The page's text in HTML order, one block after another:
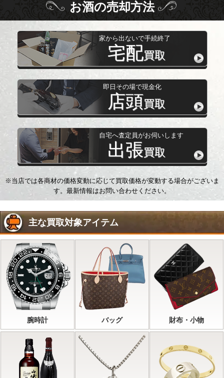
お酒の売却方法
家から出ないで手続終了
宅配買取
即日その場で現金化
店頭買取
自宅へ査定員がお伺いします
出張買取
※当店では各商材の価格変動に応じて買取価格が変動する場合がございま
す。最新情報はお問い合わせください。
主な買取対象アイテム
腕時計 バッグ 財布・小物